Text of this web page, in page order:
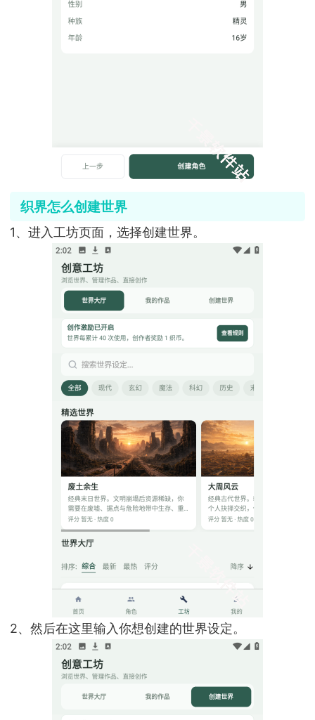
织界怎么创建世界
1、进入工坊页面，选择创建世界。
2、然后在这里输入你想创建的世界设定。